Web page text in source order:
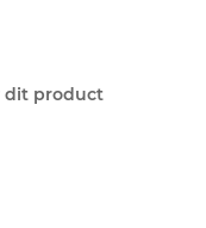
dit product